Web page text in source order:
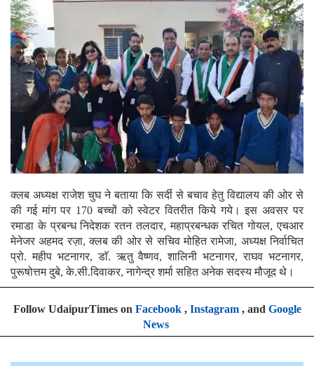
क्लब अध्यक्ष राजेश चुघ ने बताया कि सर्दी से बचाव हेतु विद्यालय की ओर से
की गई मांग पर 170 बच्चों को स्वेटर वितरीत किये गये। इस अवसर पर
रमाडा के प्रबन्ध निदेशक रतन तलदार, महाप्रबन्धक रचित गोयल, एचआर
मेनेजर अहमद रज़ा, क्लब की ओर से सचिव मोहित रामेजा, अध्यक्ष निर्वाचित
प्रो. महीप भटनागर, डाॅ. ऋतु वैष्णव, शालिनी भटनागर, राघव भटनागर,
पुरूषोत्तम दुबे, के.सी.दिवाकर, नागेन्द्र शर्मा सहित अनेक सदस्य मौजूद थे।
Follow UdaipurTimes on Facebook, Instagram, and Google
News